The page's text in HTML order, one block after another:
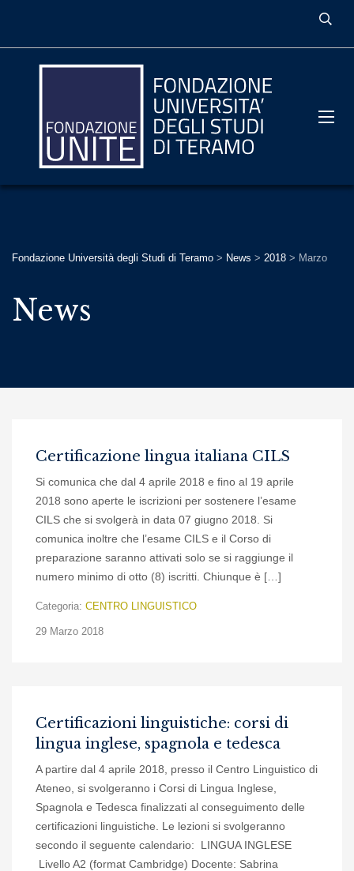
Fondazione Università degli Studi di Teramo > News > 2018 > Marzo
News
Certificazione lingua italiana CILS
Si comunica che dal 4 aprile 2018 e fino al 19 aprile
2018 sono aperte le iscrizioni per sostenere l’esame
CILS che si svolgerà in data 07 giugno 2018. Si
comunica inoltre che l’esame CILS e il Corso di
preparazione saranno attivati solo se si raggiunge il
numero minimo di otto (8) iscritti. Chiunque è […]
Categoria: CENTRO LINGUISTICO
29 Marzo 2018
Certificazioni linguistiche: corsi di
lingua inglese, spagnola e tedesca
A partire dal 4 aprile 2018, presso il Centro Linguistico di
Ateneo, si svolgeranno i Corsi di Lingua Inglese,
Spagnola e Tedesca finalizzati al conseguimento delle
certificazioni linguistiche. Le lezioni si svolgeranno
secondo il seguente calendario: LINGUA INGLESE
Livello A2 (format Cambridge) Docente: Sabrina